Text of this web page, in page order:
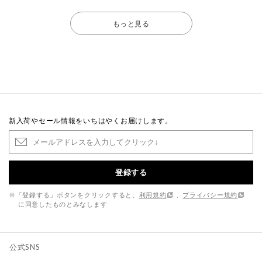
もっと見る
新入荷やセール情報をいちはやくお届けします。
登録する
※「登録する」ボタンをクリックすると、 利用規約
プライバシー規約
に同意したものとみなします
公式SNS